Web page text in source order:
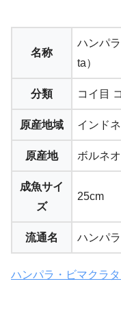
名称
ハンパ
ta）
分類 コイ目
原産地域 インド
原産地 ボルネ
成魚サイ
ズ
25cm
流通名 ハンパ
ハンパラ・ビマクラ